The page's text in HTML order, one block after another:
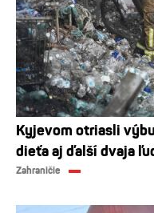
Kyjevom otriasli
dieťa aj ďalší dvaja
Zahraničie